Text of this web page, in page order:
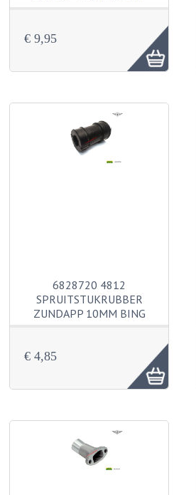
€ 9,95
6828720 4812
SPRUITSTUKRUBBER
ZUNDAPP 10MM BING
€ 4,85